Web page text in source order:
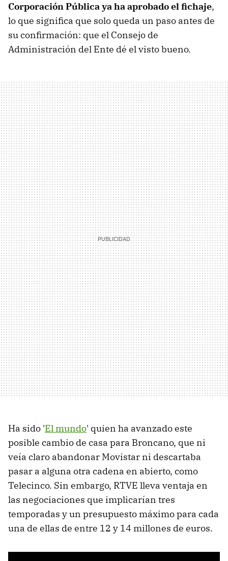
Corporación Pública ya ha aprobado el fichaje,
lo que significa que solo queda un paso antes de
su confirmación: que el Consejo de
Administración del Ente dé el visto bueno.
Ha sido 'El mundo' quien ha avanzado este
posible cambio de casa para Broncano, que ni
veía claro abandonar Movistar ni descartaba
pasar a alguna otra cadena en abierto, como
Telecinco. Sin embargo, RTVE lleva ventaja en
las negociaciones que implicarían tres
temporadas y un presupuesto máximo para cada
una de ellas de entre 12 y 14 millones de euros.